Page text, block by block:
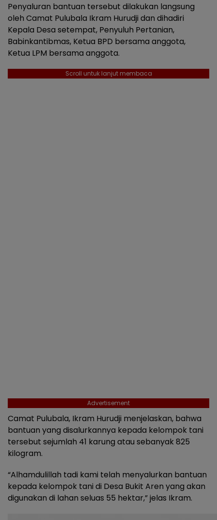
Penyaluran bantuan tersebut dilakukan langsung
oleh Camat Pulubala Ikram Hurudji dan dihadiri
Kepala Desa setempat, Penyuluh Pertanian,
Babinkantibmas, Ketua BPD bersama anggota,
Ketua LPM bersama anggota.
Scroll untuk lanjut membaca
Advertisement
Camat Pulubala, Ikram Hurudji menjelaskan, bahwa
bantuan yang disalurkannya kepada kelompok tani
tersebut sejumlah 41 karung atau sebanyak 825
kilogram.
“Alhamdulillah tadi kami telah menyalurkan bantuan
kepada kelompok tani di Desa Bukit Aren yang akan
digunakan di lahan seluas 55 hektar,” jelas Ikram.